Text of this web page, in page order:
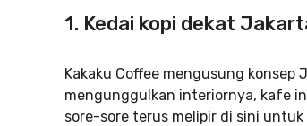
1. Kedai kopi dekat
Kakaku Coffee mengusung konsep
mengunggulkan interiornya, kafe
sore-sore terus melipir di sini